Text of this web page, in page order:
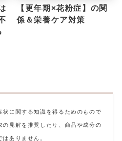
【更年期×花粉症】の関
係＆栄養ケア対策
状に関する知識を得るためのもので
の見解を推奨したり、商品や成分の
ありません。